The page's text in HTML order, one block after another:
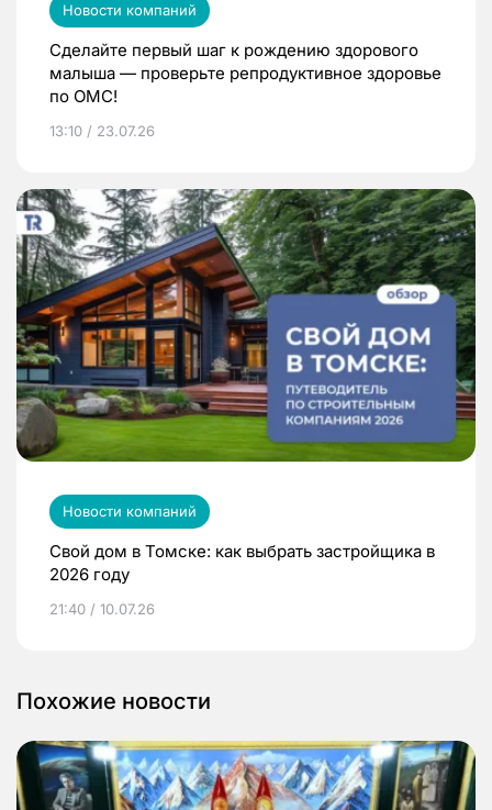
Новости компаний
Сделайте первый шаг к рождению здорового
малыша — проверьте репродуктивное здоровье
по ОМС!
13:10 / 23.07.26
Новости компаний
Свой дом в Томске: как выбрать застройщика в
2026 году
21:40 / 10.07.26
Похожие новости